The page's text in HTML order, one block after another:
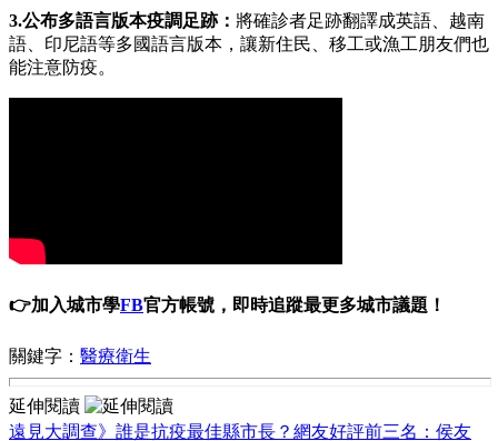
3.公布多語言版本疫調足跡： 將確診者足跡翻譯成英語、越南
語、印尼語等多國語言版本，讓新住民、移工或漁工朋友們也
能注意防疫。
👉加入城市學FB官方帳號，即時追蹤最更多城市議題！
關鍵字： 醫療衛生
延伸閱讀
遠見大調查》誰是抗疫最佳縣市長？網友好評前三名：侯友